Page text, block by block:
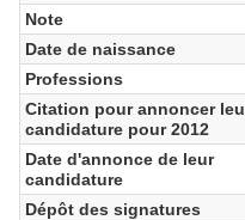
Note
Date de naissance
Professions
Citation pour annoncer
candidature pour 2012
Date d'annonce de leur
candidature
Dépôt des signatures